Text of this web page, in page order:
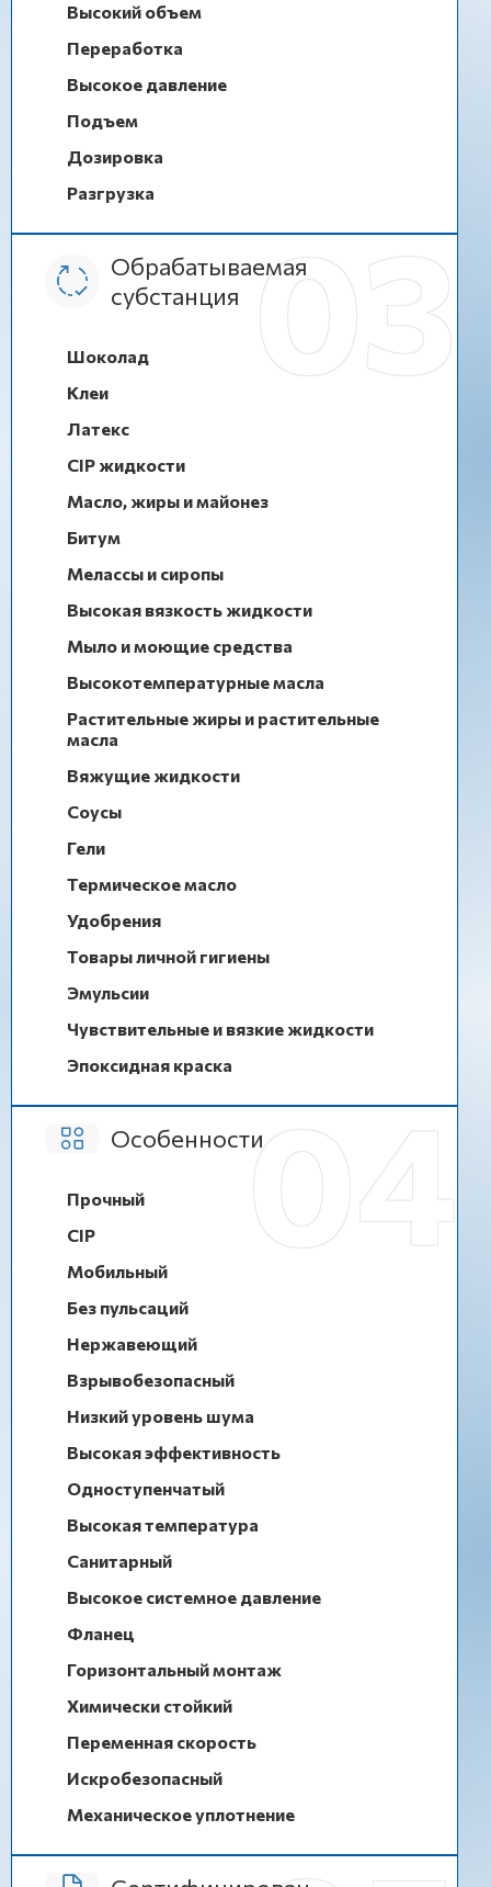
Высокий объем
Переработка
Высокое давление
Подъем
Дозировка
Разгрузка
Обрабатываемая
субстанция
Шоколад
Клеи
Латекс
CIP жидкости
Масло, жиры и майонез
Битум
Мелассы и сиропы
Высокая вязкость жидкости
Мыло и моющие средства
Высокотемпературные масла
Растительные жиры и растительные
масла
Вяжущие жидкости
Соусы
Гели
Термическое масло
Удобрения
Товары личной гигиены
Эмульсии
Чувствительные и вязкие жидкости
Эпоксидная краска
Особенности
Прочный
CIP
Мобильный
Без пульсаций
Нержавеющий
Взрывобезопасный
Низкий уровень шума
Высокая эффективность
Одноступенчатый
Высокая температура
Санитарный
Высокое системное давление
Фланец
Горизонтальный монтаж
Химически стойкий
Переменная скорость
Искробезопасный
Механическое уплотнение